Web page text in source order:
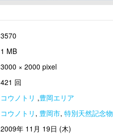
3570
1 MB
3000 × 2000 pixel
421 回
コウノトリ ,豊岡エリア
コウノトリ , 豊岡市, 特別天然記念物
2009年 11月 19日 (木)